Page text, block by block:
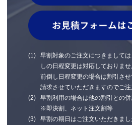
早割対象のご注文につきまして
しの日程変更は対応しておりませ
前倒し日程変更の場合は割引さ
請求させていただきますのでご注
早割利用の場合は他の割引との併
※即決割、ネット注文割等
早割の期日はご注文いただきま